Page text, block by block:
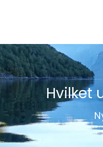
Hvilket